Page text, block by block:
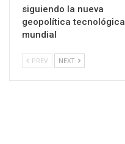
siguiendo la nueva
geopolítica tecnológica
mundial
PREV NEXT